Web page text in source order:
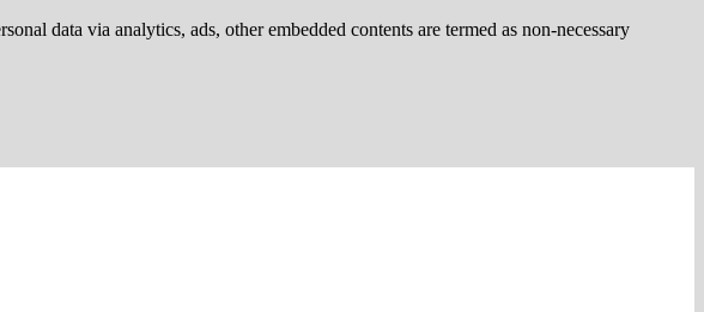
data via analytics, ads, other embedded contents are termed as non-necessary